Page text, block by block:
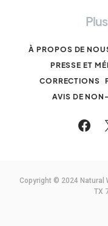
À PROPOS DE
PRESSE ET
CORRECTIONS
AVIS DE
Copyright © 2024 Natural
TX